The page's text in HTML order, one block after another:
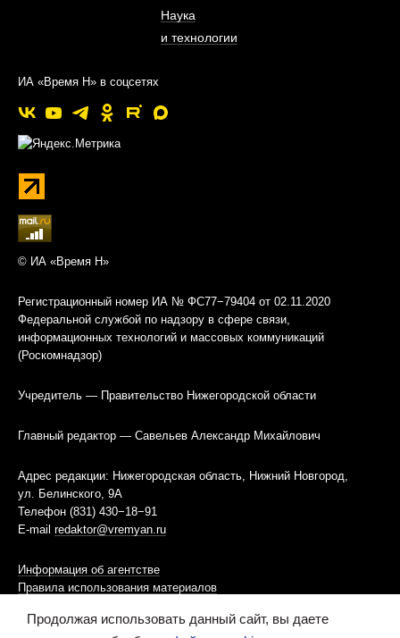
Наука
и технологии
ИА «Время Н» в соцсетях
© ИА «Время Н»
Регистрационный номер ИА № ФС77−79404 от 02.11.2020
Федеральной службой по надзору в сфере связи,
информационных технологий и массовых коммуникаций
(Роскомнадзор)
Учредитель — Правительство Нижегородской области
Главный редактор — Савельев Александр Михайлович
Адрес редакции: Нижегородская область, Нижний Новгород,
ул. Белинского, 9А
Телефон (831) 430−18−91
E-mail redaktor@vremyan.ru
Информация об агентстве
Правила использования материалов
Информационная политика использования «cookies»-файлов
Продолжая использовать данный сайт, вы даете